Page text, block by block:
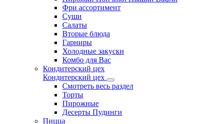
Фри ассортимент
Суши
Салаты
Вторые блюда
Гарниры
Холодные закуски
Комбо для Вас
Кондитерский цех
Кондитерский цех
Смотреть весь раздел
Торты
Пирожные
Десерты Пудинги
Пицца